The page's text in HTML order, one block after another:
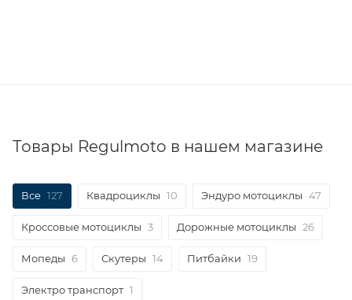
Товары Regulmoto в нашем магазине
Все 127 Квадроциклы 10 Эндуро мотоциклы 47
Кроссовые мотоциклы 3 Дорожные мотоциклы 26
Мопеды 6 Скутеры 14 Питбайки 19
Электро транспорт 1